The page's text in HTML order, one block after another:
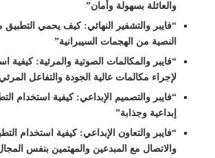
والعائلة بسهولة وأمان”
“فايبر والتشفير النهائي: كيف يحمي
النصية من الهجمات السيبرانية”
“فايبر والمكالمات الصوتية والمرئية: كيفية
لإجراء مكالمات عالية الجودة والتفاعل
“فايبر والتصميم الإبداعي: كيفية استخدام
إبداعية وجذابة”
“فايبر والتعاون الإبداعي: كيفية استخدام
والاتصال مع المبدعين والمهتمين بنفس